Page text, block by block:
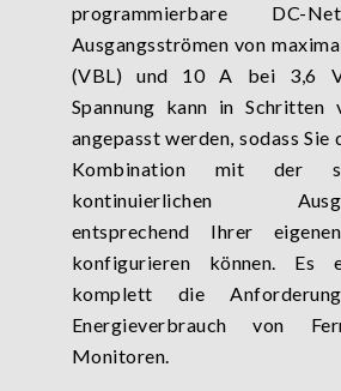
programmierbare DC-
Ausgangsströmen von
(VBL) und 10 A bei 3,6
Spannung kann in Schritten
angepasst werden, sodass
Kombination mit der
kontinuierlichen
entsprechend Ihrer
konfigurieren können. Es
komplett die
Energieverbrauch von
Monitoren.